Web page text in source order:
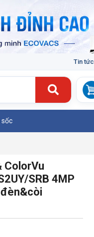
Tin tức
sốc
ColorVu
SRB 4MP